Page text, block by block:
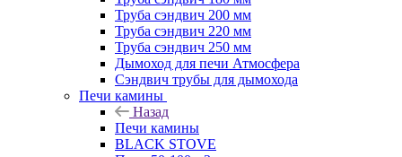
Труба сэндвич 200 мм
Труба сэндвич 220 мм
Труба сэндвич 250 мм
Дымоход для печи Атмосфера
Сэндвич трубы для дымохода
Печи камины
Назад
Печи камины
BLACK STOVE